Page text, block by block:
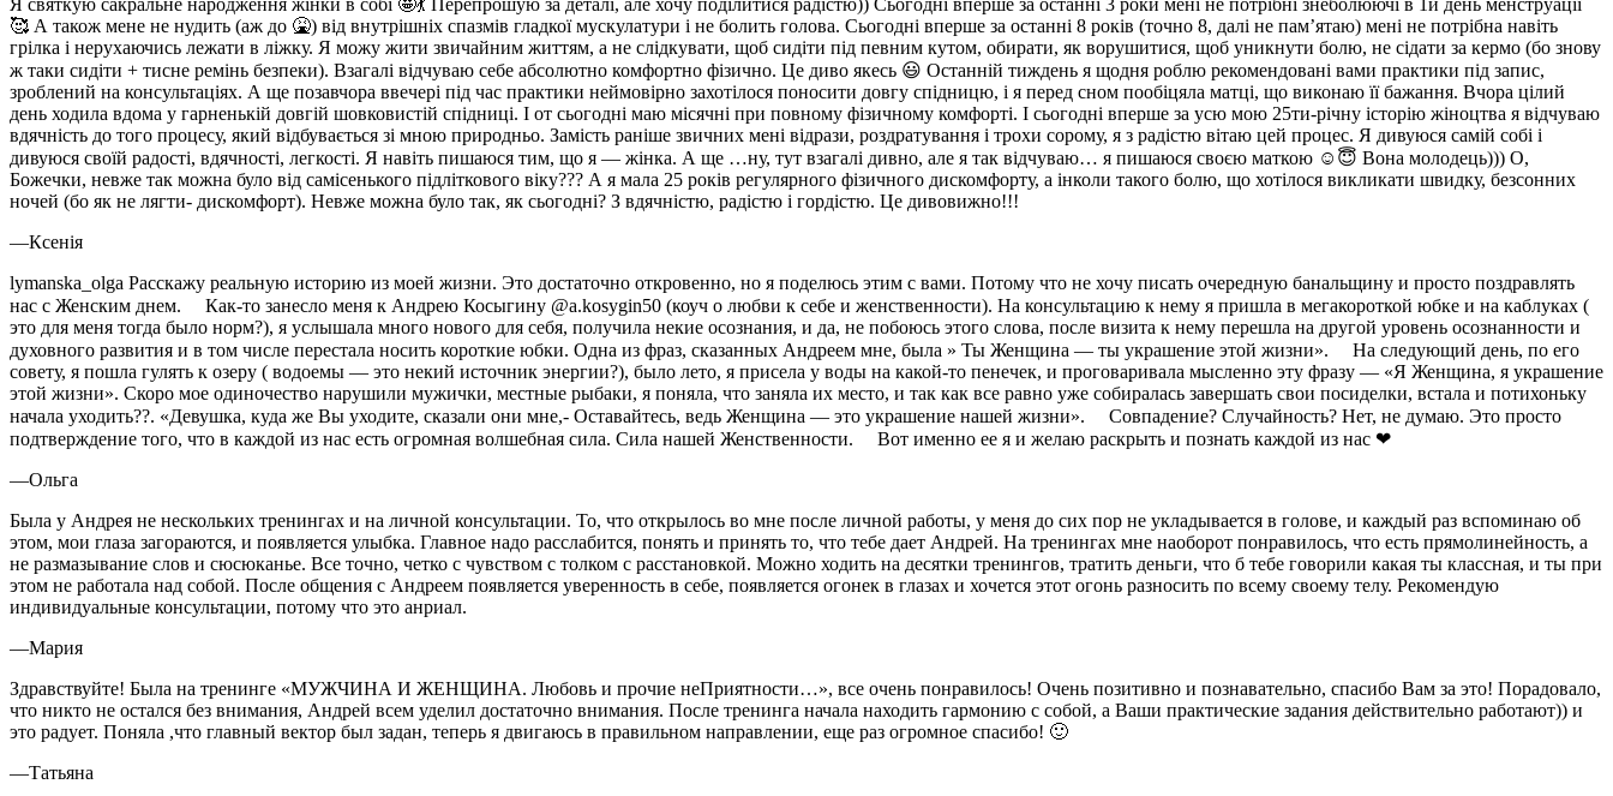
Я святкую сакральне народження жінки в собі 🤩💃 Перепрошую за деталі, але хочу поділитися радістю)) Сьогодні вперше за останні 3 роки мені не потрібні знеболюючі в 1й день менструації
🥰 А також мене не нудить (аж до 🤮) від внутрішніх спазмів гладкої мускулатури і не болить голова. Сьогодні вперше за останні 8 років (точно 8, далі не пам’ятаю) мені не потрібна навіть
грілка і нерухаючись лежати в ліжку. Я можу жити звичайним життям, а не слідкувати, щоб сидіти під певним кутом, обирати, як ворушитися, щоб уникнути болю, не сідати за кермо (бо знову
ж таки сидіти + тисне ремінь безпеки). Взагалі відчуваю себе абсолютно комфортно фізично. Це диво якесь 😃 Останній тиждень я щодня роблю рекомендовані вами практики під запис,
зроблений на консультаціях. А ще позавчора ввечері під час практики неймовірно захотілося поносити довгу спідницю, і я перед сном пообіцяла матці, що виконаю її бажання. Вчора цілий
день ходила вдома у гарненькій довгій шовковистій спідниці. І от сьогодні маю місячні при повному фізичному комфорті. І сьогодні вперше за усю мою 25ти-річну історію жіноцтва я відчуваю
вдячність до того процесу, який відбувається зі мною природньо. Замість раніше звичних мені відрази, роздратування і трохи сорому, я з радістю вітаю цей процес. Я дивуюся самій собі і
дивуюся своїй радості, вдячності, легкості. Я навіть пишаюся тим, що я — жінка. А ще …ну, тут взагалі дивно, але я так відчуваю… я пишаюся своєю маткою ☺️😇 Вона молодець))) О,
Божечки, невже так можна було від самісенького підліткового віку??? А я мала 25 років регулярного фізичного дискомфорту, а інколи такого болю, що хотілося викликати швидку, безсонних
ночей (бо як не лягти- дискомфорт). Невже можна було так, як сьогодні? З вдячністю, радістю і гордістю. Це дивовижно!!!
—Ксенія
lymanska_olga Расскажу реальную историю из моей жизни. Это достаточно откровенно, но я поделюсь этим с вами. Потому что не хочу писать очередную банальщину и просто поздравлять
нас с Женским днем. ⠀ Как-то занесло меня к Андрею Косыгину @a.kosygin50 (коуч о любви к себе и женственности). На консультацию к нему я пришла в мегакороткой юбке и на каблуках (
это для меня тогда было норм?), я услышала много нового для себя, получила некие осознания, и да, не побоюсь этого слова, после визита к нему перешла на другой уровень осознанности и
духовного развития и в том числе перестала носить короткие юбки. Одна из фраз, сказанных Андреем мне, была » Ты Женщина — ты украшение этой жизни». ⠀ На следующий день, по его
совету, я пошла гулять к озеру ( водоемы — это некий источник энергии?), было лето, я присела у воды на какой-то пенечек, и проговаривала мысленно эту фразу — «Я Женщина, я украшение
этой жизни». Скоро мое одиночество нарушили мужички, местные рыбаки, я поняла, что заняла их место, и так как все равно уже собиралась завершать свои посиделки, встала и потихоньку
начала уходить??. «Девушка, куда же Вы уходите, сказали они мне,- Оставайтесь, ведь Женщина — это украшение нашей жизни». ⠀ Совпадение? Случайность? Нет, не думаю. Это просто
подтверждение того, что в каждой из нас есть огромная волшебная сила. Сила нашей Женственности. ⠀ Вот именно ее я и желаю раскрыть и познать каждой из нас ❤
—Ольга
Была у Андрея не нескольких тренингах и на личной консультации. То, что открылось во мне после личной работы, у меня до сих пор не укладывается в голове, и каждый раз вспоминаю об
этом, мои глаза загораются, и появляется улыбка. Главное надо расслабится, понять и принять то, что тебе дает Андрей. На тренингах мне наоборот понравилось, что есть прямолинейность, а
не размазывание слов и сюсюканье. Все точно, четко с чувством с толком с расстановкой. Можно ходить на десятки тренингов, тратить деньги, что б тебе говорили какая ты классная, и ты при
этом не работала над собой. После общения с Андреем появляется уверенность в себе, появляется огонек в глазах и хочется этот огонь разносить по всему своему телу. Рекомендую
индивидуальные консультации, потому что это анриал.
—Мария
Здравствуйте! Была на тренинге «МУЖЧИНА И ЖЕНЩИНА. Любовь и прочие неПриятности…», все очень понравилось! Очень позитивно и познавательно, спасибо Вам за это! Порадовало,
что никто не остался без внимания, Андрей всем уделил достаточно внимания. После тренинга начала находить гармонию с собой, а Ваши практические задания действительно работают)) и
это радует. Поняла ,что главный вектор был задан, теперь я двигаюсь в правильном направлении, еще раз огромное спасибо! 🙂
—Татьяна